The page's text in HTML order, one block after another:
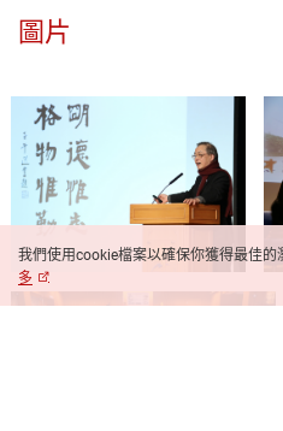
圖片
我們使用cookie檔案以確保你獲得最佳的
多